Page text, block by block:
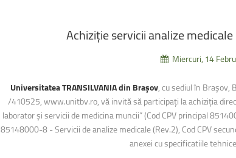
Achizițieserviciianalizemedicale
Miercuri, 14
Universitatea TRANSILVANIA din Brașov, cu sediul în
/410525, www.unitbv.ro, vă invită să participați la achiziția
laborator și servicii de medicina muncii” (Cod CPV principal
85148000-8 - Servicii de analize medicale (Rev.2), Cod CPV
anexei cu specificatiile